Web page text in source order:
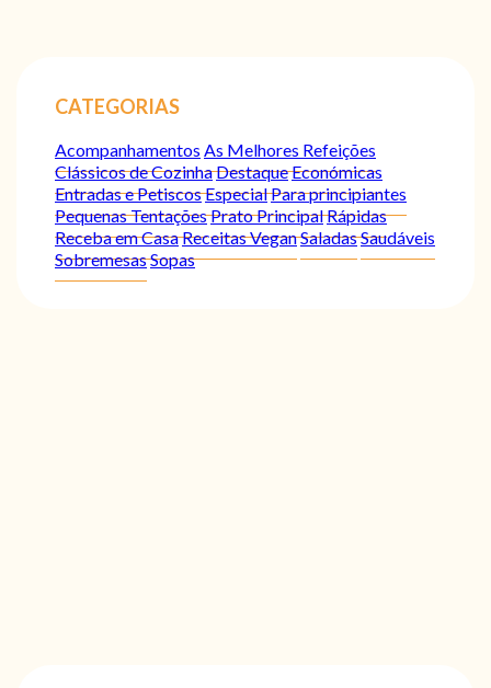
CATEGORIAS
Acompanhamentos As Melhores Refeições
Clássicos de CozinhaDestaqueEconómicas
Entradas e PetiscosEspecialPara principiantes
Pequenas TentaçõesPrato PrincipalRápidas
Receba em CasaReceitas VeganSaladasSaudáveis
SobremesasSopas